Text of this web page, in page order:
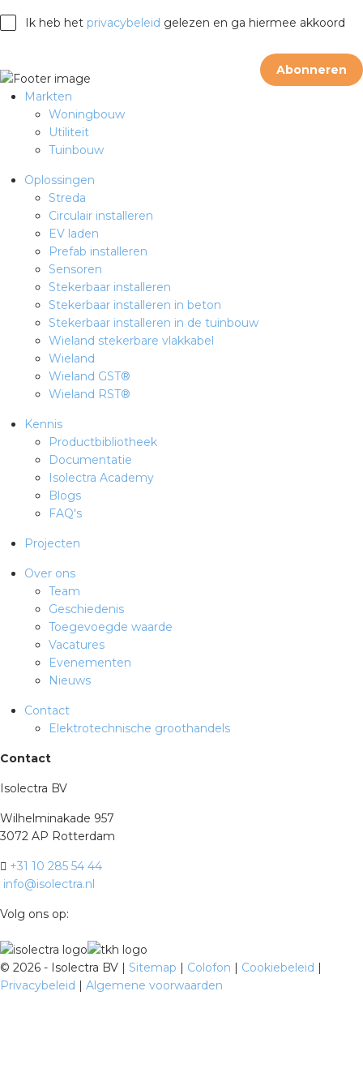
Ik heb het privacybeleid gelezen en ga hiermee akkoord
Abonneren
Markten
Woningbouw
Utiliteit
Tuinbouw
Oplossingen
Streda
Circulair installeren
EV laden
Prefab installeren
Sensoren
Stekerbaar installeren
Stekerbaar installeren in beton
Stekerbaar installeren in de tuinbouw
Wieland stekerbare vlakkabel
Wieland
Wieland GST®
Wieland RST®
Kennis
Productbibliotheek
Documentatie
Isolectra Academy
Blogs
FAQ's
Projecten
Over ons
Team
Geschiedenis
Toegevoegde waarde
Vacatures
Evenementen
Nieuws
Contact
Elektrotechnische groothandels
Contact
Isolectra BV
Wilhelminakade 957
3072 AP Rotterdam
+31 10 285 54 44
info@isolectra.nl
Volg ons op:
© 2026 - Isolectra BV | Sitemap | Colofon | Cookiebeleid |
Privacybeleid | Algemene voorwaarden